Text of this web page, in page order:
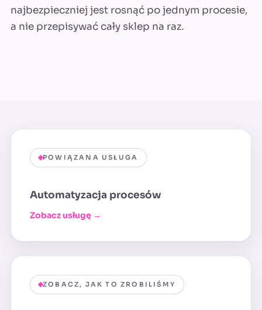
najbezpieczniej jest rosnąć po jednym procesie,
a nie przepisywać cały sklep na raz.
POWIĄZANA USŁUGA
Automatyzacja procesów
Zobacz usługę →
ZOBACZ, JAK TO ZROBILIŚMY